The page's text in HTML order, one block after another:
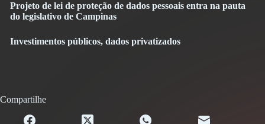
Projeto de lei de proteção de dados pessoais entra na pauta
do legislativo de Campinas
Investimentos públicos, dados privatizados
Compartilhe